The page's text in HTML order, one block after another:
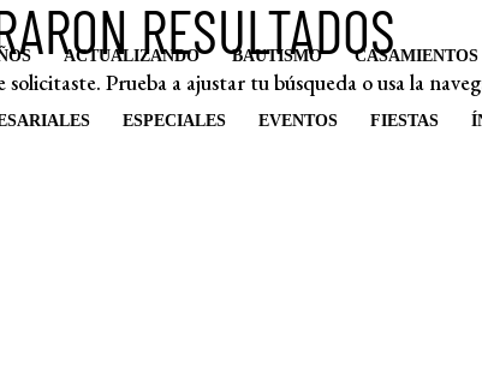
ACTUALIZANDO BAUTISMO CASAMIENTOS
ESPECIALES EVENTOS FIESTAS
RESULTADOS
Prueba a ajustar tu búsqueda o usa la